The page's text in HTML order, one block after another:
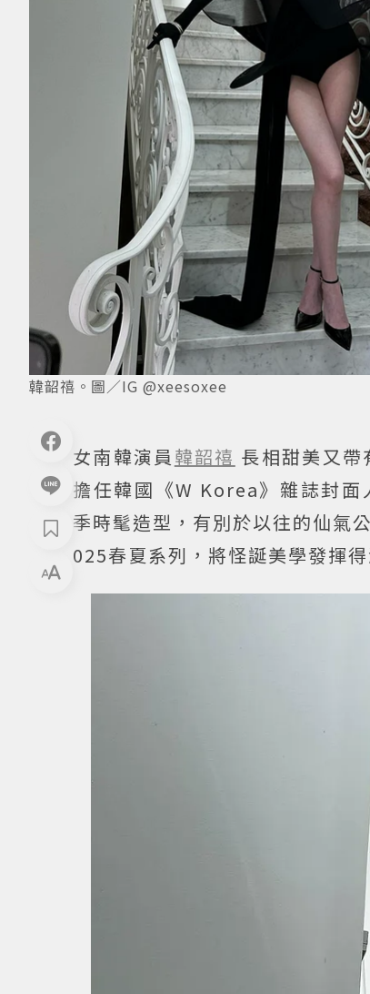
韓韶禧。圖／IG @xeesoxee
女南韓演員 韓韶禧 長相甜美又
擔任韓國《W Korea》雜誌封
季時髦造型，有別於以往的仙氣
025春夏系列，將怪誕美學發揮得